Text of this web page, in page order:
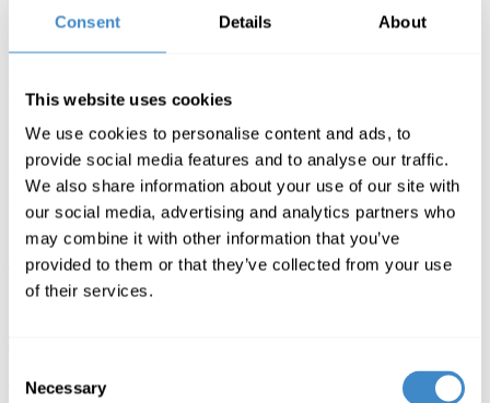
Consent Details About
This website uses cookies
We use cookies to personalise content and ads, to
provide social media features and to analyse our traffic.
We also share information about your use of our site with
our social media, advertising and analytics partners who
may combine it with other information that you’ve
provided to them or that they’ve collected from your use
of their services.
Selection
Necessary
unserem Erfolg beteiligt. Darüber hinaus wirkst Du an spannenden
Azubi-Projekten wie z.B. dem Auftritt bei der
vocatium
oder dem
Dreh eines Azubi-Videos mit und triffst Dich regelmäßig mit deinen
Azubi-Kolleg*innen zu gemeinsamen Meetings und Ausflügen.
Möchtest Du mehr über unseren Azubi-Alltag erfahren?
Dann besuche uns gerne auf unserem Instagram Account
@comlineazubisoder schreibe uns einfach eine Email an
azubis@comline-shop.de.
Wir freuen uns auf Dich!
Sarah Dörrenbächer